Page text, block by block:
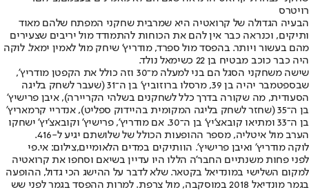
רויטרס
הבעיה הגדולה של קרואטיה היא שמרבית שחקני המפתח שלהם מאוד
ותיקים, וכנראה כבר אין להם את הכוחות להתמודד מול יריבים שצעירים
מהם בעשור ויותר. בהפסד מול ספרד, מודריץ' שיחק מול לאמין ימאל. לוקה
היה כבר כוכב מבטיח בן 22 כשימאל נולד.
שישה משחקני הסגל הם בני למעלה מ־30 וזה כולל את הקפטן מודריץ',
שבספטמבר יהיה בן 39, מרסלו ברוזוביץ' בן ה־31 (שעבר לשחק בליגה
הסעודית, מה שקורה בדרך כלל לשחקנים בשלהי הקריירה), איבן פרישיץ'
בן ה־35 (שחזר לשחק בליגה המקומית בהיידוק ספליט), אנדריי קרמאריץ'
בן ה־33 ומתיאו קובאצ'יץ' בן ה־30. אם מודריץ', פרישיץ' וקובאצ'יץ' ישחקו
הערב מול איטליה, מספר ההופעות הכולל של שלושתם יגיע ל-416.
לוקה מודריץ' ואיבן פרישיץ'. הוותיקים במדים הלאומיים,צילום: אי.פי
לפני פחות משנתיים החבר'ה הללו היו עדיין בשיאם וסחפו את קרואטיה
למקום השלישי במונדיאל בקטאר. שלא לדבר על ההישג הכי גדול, ההופעה
בגמר מונדיאל 2018 במוסקבה, מול צרפת. למרות ההפסד בגמר לפני שש